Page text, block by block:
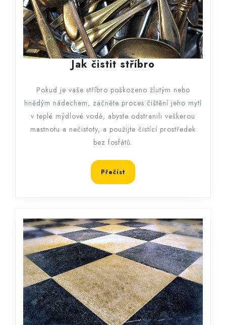
Jak čistit stříbro
stříbro
Pokud je vaše stříbro poškozeno žlutým nebo
hnědým nádechem, začněte proces čištění jeho mytí
v teplé mýdlové vodě, abyste odstranili veškerou
mastnotu a nečistoty, a použijte čistící prostředek
bez fosfátů.
Přečíst